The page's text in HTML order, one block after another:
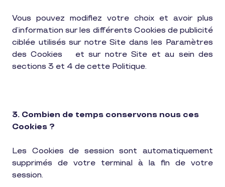
Vous pouvez modifiez votre choix et avoir plus
d’information sur les différents Cookies de publicité
ciblée utilisés sur notre Site dans les Paramètres
des Cookies
et sur notre Site et au sein des
sections 3 et 4 de cette Politique.
3. Combien de temps conservons nous ces
Cookies ?
Les Cookies de session sont automatiquement
supprimés de votre terminal à la fin de votre
session.